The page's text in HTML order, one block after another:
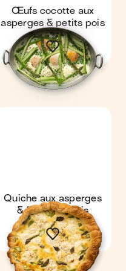
Œufs cocotte aux
asperges & petits pois
Quiche aux asperges
& fromage frais